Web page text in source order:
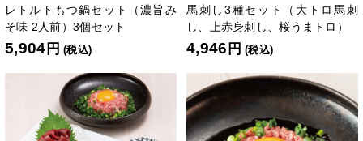
レトルトもつ鍋セット（濃旨み
そ味 2人前）3個セット
5,904 円 (税込)
馬刺し3種セット（大トロ馬刺
し、上赤身刺し、桜うまトロ）
4,946 円 (税込)